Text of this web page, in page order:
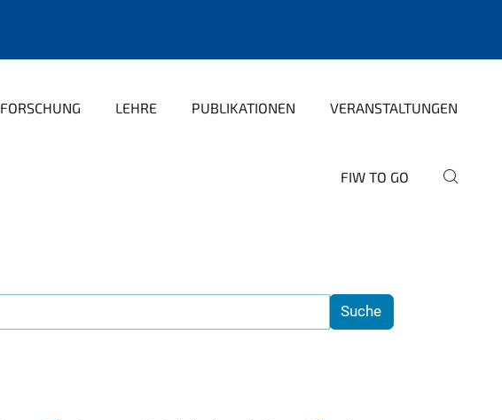
FORSCHUNG LEHRE PUBLIKATIONEN VERANSTALTUNGEN
FIW TO GO